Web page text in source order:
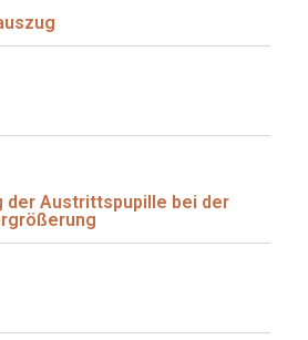
der Austrittspupille bei der